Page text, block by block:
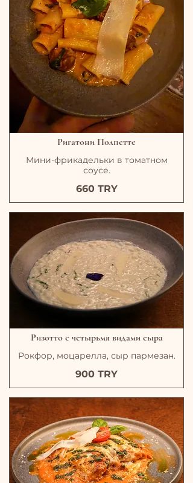
Ригатони Полпетте
Мини-фрикадельки в томатном
соусе.
660 TRY
Ризотто с четырьмя видами сыра
Рокфор, моцарелла, сыр пармезан.
900 TRY